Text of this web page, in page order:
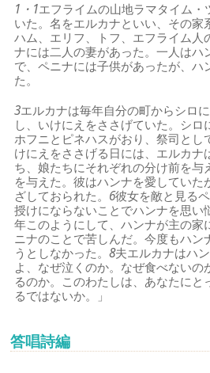
1・1エフライムの山地ラマタイム
いた。名をエルカナといい、その家
ハム、エリフ、トフ、エフライム人
ナには二人の妻があった。一人はハ
で、ペニナには子供があったが、ハ
た。
3エルカナは毎年自分の町からシロ
し、いけにえをささげていた。シ
ホフニとピネハスがおり、祭司とし
けにえをささげる日には、エルカナ
ち、娘たちにそれぞれの分け前を与
を与えた。彼はハンナを愛していた
ざしておられた。 6彼女を敵と見る
授けにならないことでハンナを思い
年このようにして、ハンナが主の家
ニナのことで苦しんだ。今度もハン
うとしなかった。8夫エルカナはハ
よ、なぜ泣くのか。なぜ食べないの
るのか。このわたしは、あなたにと
るではないか。」
答唱詩編